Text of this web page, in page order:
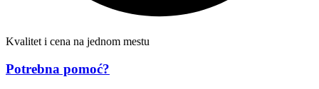
Kvalitet i cena na jednom mestu
Potrebna pomoć?